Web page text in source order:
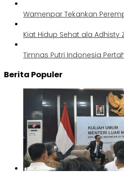
Wamenpar Tekankan
Kiat Hidup Sehat ala Adhisty
Timnas Putri Indonesia
Berita Populer